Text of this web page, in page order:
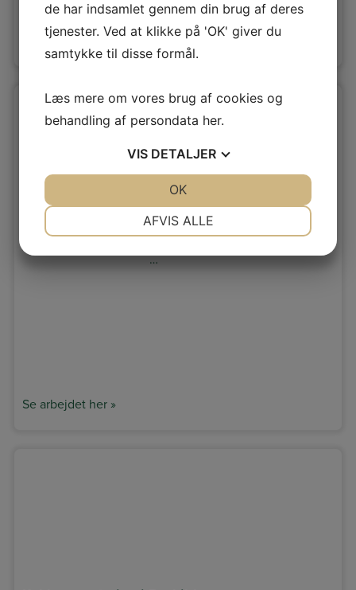
Se arbejdet her »
køkkenmontering i smørum
…
Se arbejdet her »
de har indsamlet gennem din brug af deres
tjenester. Ved at klikke på 'OK' giver du
samtykke til disse formål.
Læs mere om vores brug af cookies og
behandling af persondata her.
VIS DETALJER
AFVIS ALLE
OK